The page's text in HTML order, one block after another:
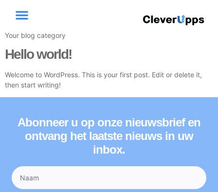
Category:
Your blog category
Hello world!
Welcome to WordPress. This is your first post. Edit or delete it,
then start writing!
Abonneer u op onze nieuwsbrief en
ontvang het laatste nieuws in uw
inbox.